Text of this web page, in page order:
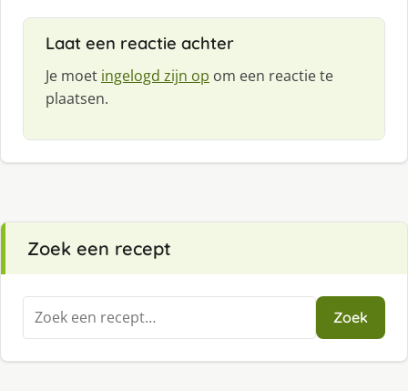
Laat een reactie achter
Je moet ingelogd zijn op om een reactie te
plaatsen.
Zoek een recept
Zoeken
naar:
Zoek